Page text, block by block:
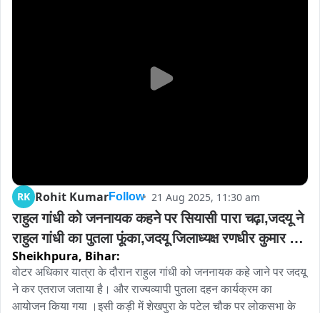
RK Rohit KumarFollow 21 Aug 2025, 11:30 am
राहुल गांधी को जननायक कहने पर सियासी पारा चढ़ा,जदयू ने
राहुल गांधी का पुतला फूंका,जदयू जिलाध्यक्ष रणधीर कुमार
सोनी के अगुआई में राहुल गांधी का पुतलाफूका
Sheikhpura, Bihar:
वोटर अधिकार यात्रा के दौरान राहुल गांधी को जननायक कहे जाने पर जदयू
ने कर एतराज जताया है। और राज्यव्यापी पुतला दहन कार्यक्रम का
आयोजन किया गया ।इसी कड़ी में शेखपुरा के पटेल चौक पर लोकसभा के